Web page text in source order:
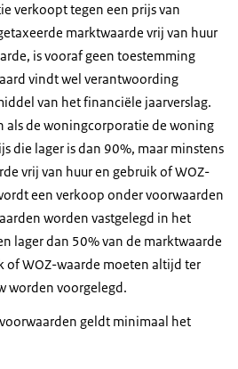
verkoopt tegen een prijs van
marktwaarde vrij van huur
is vooraf geen toestemming
vindt wel verantwoording
van het financiële jaarverslag.
als de woningcorporatie de woning
die lager is dan 90%, maar minstens
vrij van huur en gebruik of WOZ-
een verkoop onder voorwaarden
worden vastgelegd in het
lager dan 50% van de marktwaarde
of WOZ-waarde moeten altijd ter
worden voorgelegd.
geldt minimaal het